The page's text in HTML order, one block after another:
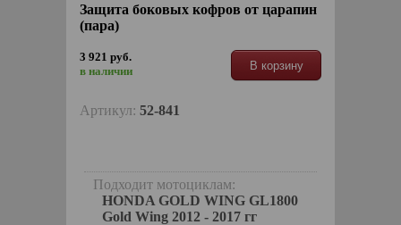
Защита боковых кофров от царапин
(пара)
3 921 руб.
в наличии
В корзину
Артикул: 52-841
Подходит мотоциклам:
HONDA GOLD WING GL1800
Gold Wing 2012 - 2017 гг